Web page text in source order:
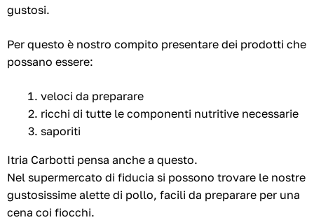
gustosi.
Per questo è nostro compito presentare dei prodotti che
possano essere:
veloci da preparare
ricchi di tutte le componenti nutritive necessarie
saporiti
Itria Carbotti pensa anche a questo.
Nel supermercato di fiducia si possono trovare le nostre
gustosissime alette di pollo, facili da preparare per una
cena coi fiocchi.